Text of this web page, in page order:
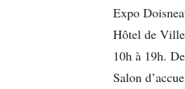
Expo
Hôtel de
10h à 19h.
Salon